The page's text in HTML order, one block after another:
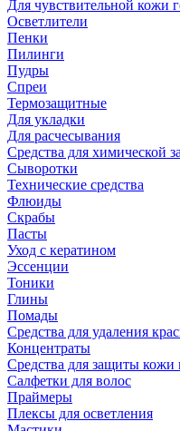
Для чувствительной кожи
Осветлители
Пенки
Пилинги
Пудры
Спреи
Термозащитные
Для укладки
Для расчесывания
Средства для химической
Сыворотки
Технические средства
Флюиды
Скрабы
Пасты
Уход с кератином
Эссенции
Тоники
Глины
Помады
Средства для удаления
Концентраты
Средства для защиты
Салфетки для волос
Праймеры
Плексы для осветления